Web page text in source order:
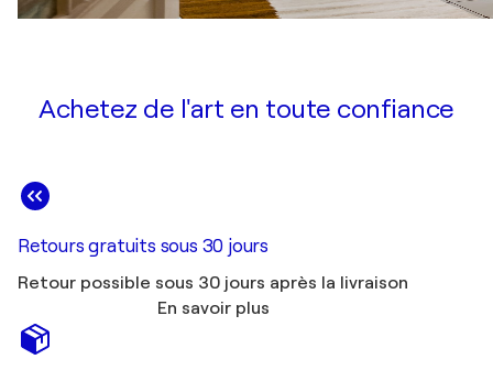
Achetez de l'art en toute confiance
Retours gratuits sous 30 jours
Retour possible sous 30 jours après la livraison
En savoir plus